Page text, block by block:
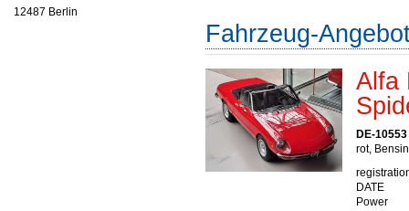
12487 Berlin
Fahrzeug-
Alfa
DE-
rot,
DATE
Power